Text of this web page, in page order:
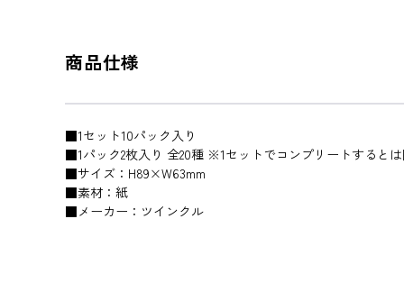
商品仕様
■1セット10パック入り
■1パック2枚入り 全20種 ※1セットでコンプリートするとは
■サイズ：H89×W63mm
■素材：紙
■メーカー：ツインクル